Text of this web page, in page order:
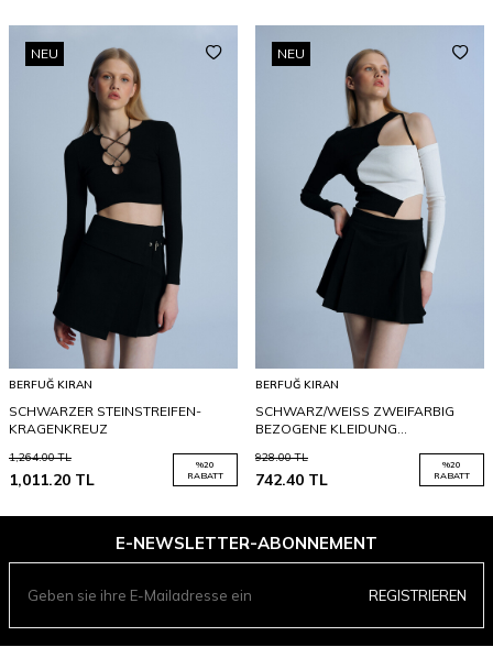
NEU
BERFUĞ KIRAN
SCHWARZER STEINSTREIFEN-
KRAGENKREUZ
1,264.00TL
1,011.20 TL
%20
RABATT
NEU
BERFUĞ KIRAN
SCHWARZ/WEISS ZWEIFARBIG
BEZOGENE KLEIDUNG
928.00TL
742.40 TL
%20
RABATT
E-NEWSLETTER-ABONNEMENT
REGISTRIEREN